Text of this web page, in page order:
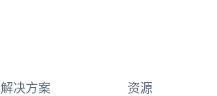
解决方案 资源